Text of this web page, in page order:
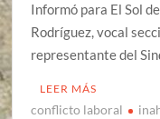
Informó para El Sol
Rodríguez, vocal
representante del
LEER MÁS
conflicto laboral